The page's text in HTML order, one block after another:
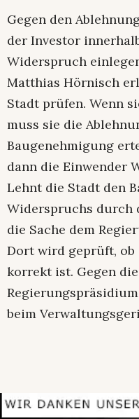
Gegen den
der Investor
Widerspruch
Matthias Hörnisch
Stadt prüfen. Wenn
muss sie die
Baugenehmigung
dann die Einwender
Lehnt die Stadt den
Widerspruchs durch
die Sache dem
Dort wird geprüft, ob
korrekt ist. Gegen
beim